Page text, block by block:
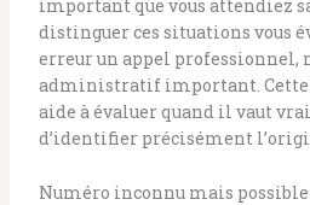
important que vous attendiez
distinguer ces situations vous
erreur un appel professionnel,
administratif important. Cette
aide à évaluer quand il vaut
d’identifier précisément
Numéro inconnu mais